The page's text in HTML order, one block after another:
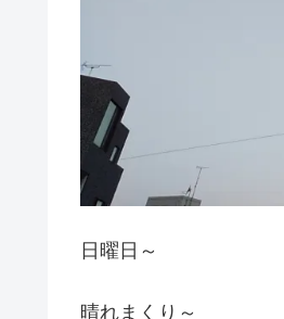
日曜日～
晴れまくり～